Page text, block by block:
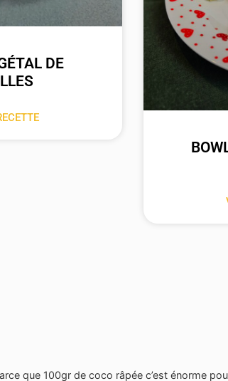
DE
que 100gr de coco râpée c’est énorme